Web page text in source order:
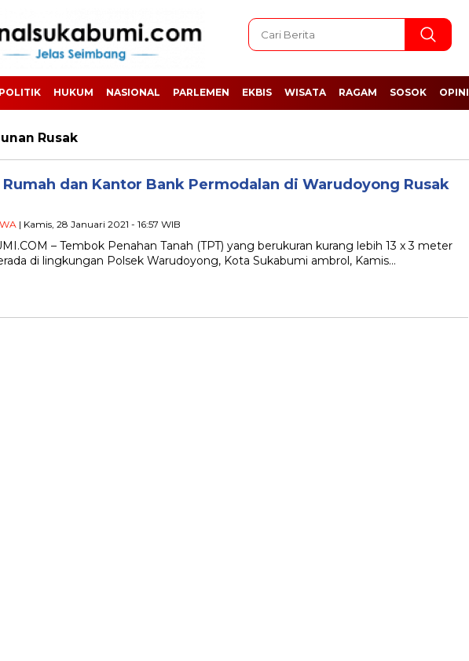
POLITIK HUKUM NASIONAL PARLEMEN EKBIS WISATA RAGAM SOSOK OPINI
Rusak
Rumah dan Kantor Bank Permodalan di Warudoyong Rusak
| Kamis, 28 Januari 2021 - 16:57 WIB
– Tembok Penahan Tanah (TPT) yang berukuran kurang lebih 13 x 3 meter
di lingkungan Polsek Warudoyong, Kota Sukabumi ambrol, Kamis…